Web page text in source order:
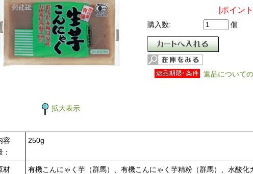
拡大表示
[ポイン
購入数: 個
返品について
容
：
250g
材 有機こんにゃく芋（群馬）、有機こんにゃく芋精粉（群馬）、水酸化